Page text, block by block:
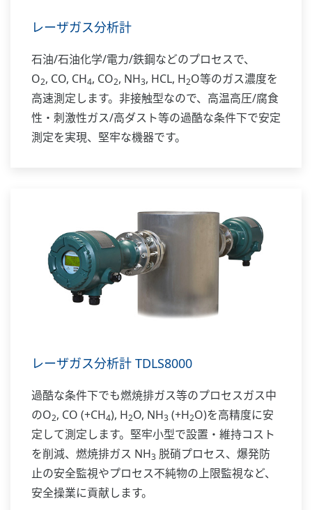
レーザガス分析計
石油/石油化学/電力/鉄鋼などのプロセスで、
O2, CO, CH4, CO2, NH3, HCL, H2O等のガス濃度を
高速測定します。非接触型なので、高温高圧/腐食
性・刺激性ガス/高ダスト等の過酷な条件下で安定
測定を実現、堅牢な機器です。
レーザガス分析計 TDLS8000
過酷な条件下でも燃焼排ガス等のプロセスガス中
のO2, CO (+CH4), H2O, NH3 (+H2O)を高精度に安
定して測定します。堅牢小型で設置・維持コスト
を削減、燃焼排ガス NH3 脱硝プロセス、爆発防
止の安全監視やプロセス不純物の上限監視など、
安全操業に貢献します。